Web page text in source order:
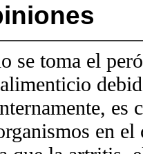
se toma el
es
en el